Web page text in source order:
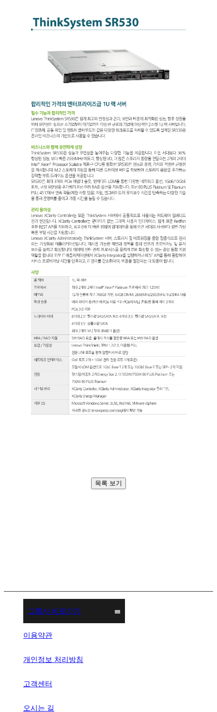
목록 보기
그룹사 바로가기
이용약관
개인정보 처리방침
고객센터
오시는 길